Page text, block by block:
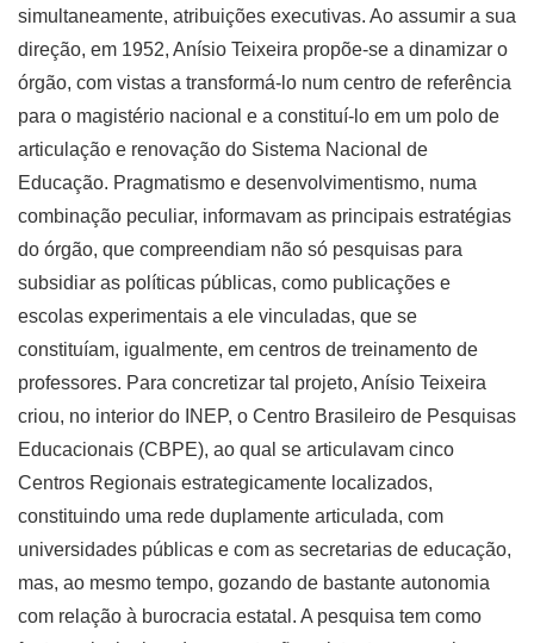
simultaneamente, atribuições executivas. Ao assumir a sua
direção, em 1952, Anísio Teixeira propõe-se a dinamizar o
órgão, com vistas a transformá-lo num centro de referência
para o magistério nacional e a constituí-lo em um polo de
articulação e renovação do Sistema Nacional de
Educação. Pragmatismo e desenvolvimentismo, numa
combinação peculiar, informavam as principais estratégias
do órgão, que compreendiam não só pesquisas para
subsidiar as políticas públicas, como publicações e
escolas experimentais a ele vinculadas, que se
constituíam, igualmente, em centros de treinamento de
professores. Para concretizar tal projeto, Anísio Teixeira
criou, no interior do INEP, o Centro Brasileiro de Pesquisas
Educacionais (CBPE), ao qual se articulavam cinco
Centros Regionais estrategicamente localizados,
constituindo uma rede duplamente articulada, com
universidades públicas e com as secretarias de educação,
mas, ao mesmo tempo, gozando de bastante autonomia
com relação à burocracia estatal. A pesquisa tem como